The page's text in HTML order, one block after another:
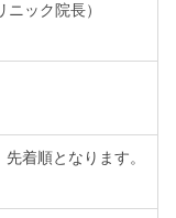
ック院長）
着順となります。